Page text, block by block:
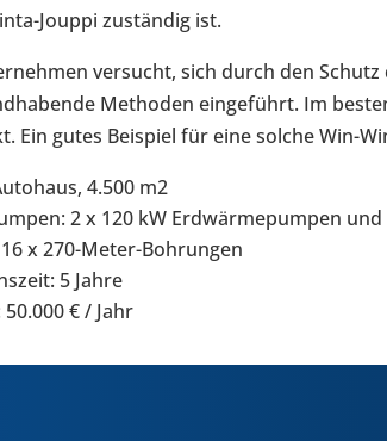
​Jouppi zustän­dig ist.
ver­sucht, sich durch den
Metho­den ein­ge­führt. Im
Ein gutes Bei­spiel für eine solche Win-​
4.500 m2
2 x 120 kW Erd­wär­me­pum­pen
x 270-​Meter-Bohrungen
5 Jahre
€ / Jahr